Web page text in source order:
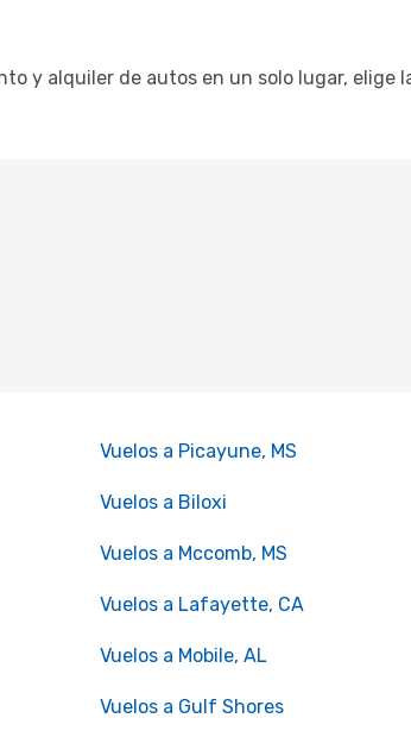
y alquiler de autos en un solo lugar, elige
Vuelos a Picayune, MS
Vuelos a Biloxi
Vuelos a Mccomb, MS
Vuelos a Lafayette, CA
Vuelos a Mobile, AL
Vuelos a Gulf Shores